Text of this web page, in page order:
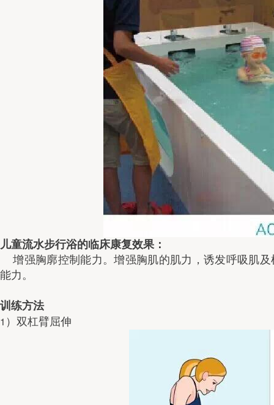
儿童流水步行浴的临床康复效果：
    增强胸廓控制能力。增强胸肌的肌力，诱发呼吸肌及横隔出现正常的运动模式。在一定程度可以提高肺部呼吸
能力。
训练方法
1 ）双杠臂屈伸